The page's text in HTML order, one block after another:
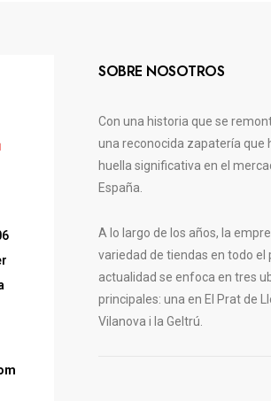
SOBRE NOSOTROS
Con una historia que se
una reconocida zapatería que
huella significativa en el
España.
A lo largo de los años, la
variedad de tiendas en todo el
actualidad se enfoca en tres
principales: una en El Prat de
Vilanova i la Geltrú.